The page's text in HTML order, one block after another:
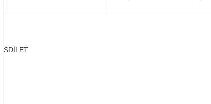
SDÍLET